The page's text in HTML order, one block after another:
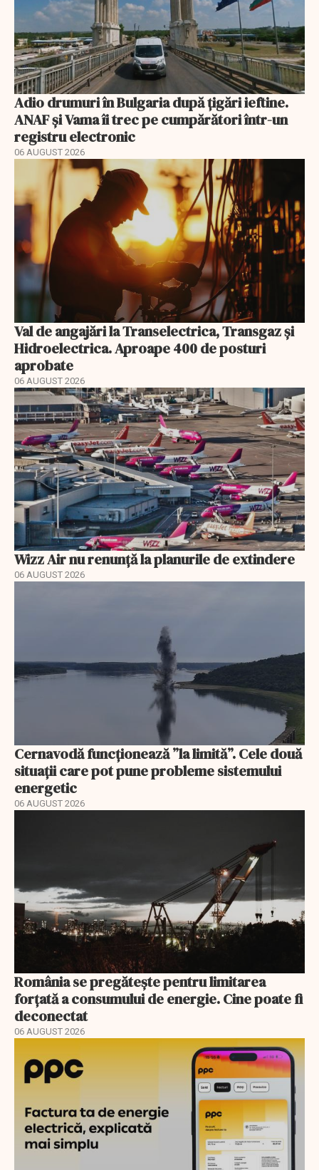
Adio drumuri în Bulgaria după țigări ieftine.
ANAF și Vama îi trec pe cumpărători într-un
registru electronic
06 AUGUST 2026
Val de angajări la Transelectrica, Transgaz și
Hidroelectrica. Aproape 400 de posturi
aprobate
06 AUGUST 2026
Wizz Air nu renunță la planurile de extindere
06 AUGUST 2026
Cernavodă funcționează ”la limită”. Cele două
situații care pot pune probleme sistemului
energetic
06 AUGUST 2026
România se pregătește pentru limitarea
forțată a consumului de energie. Cine poate fi
deconectat
06 AUGUST 2026